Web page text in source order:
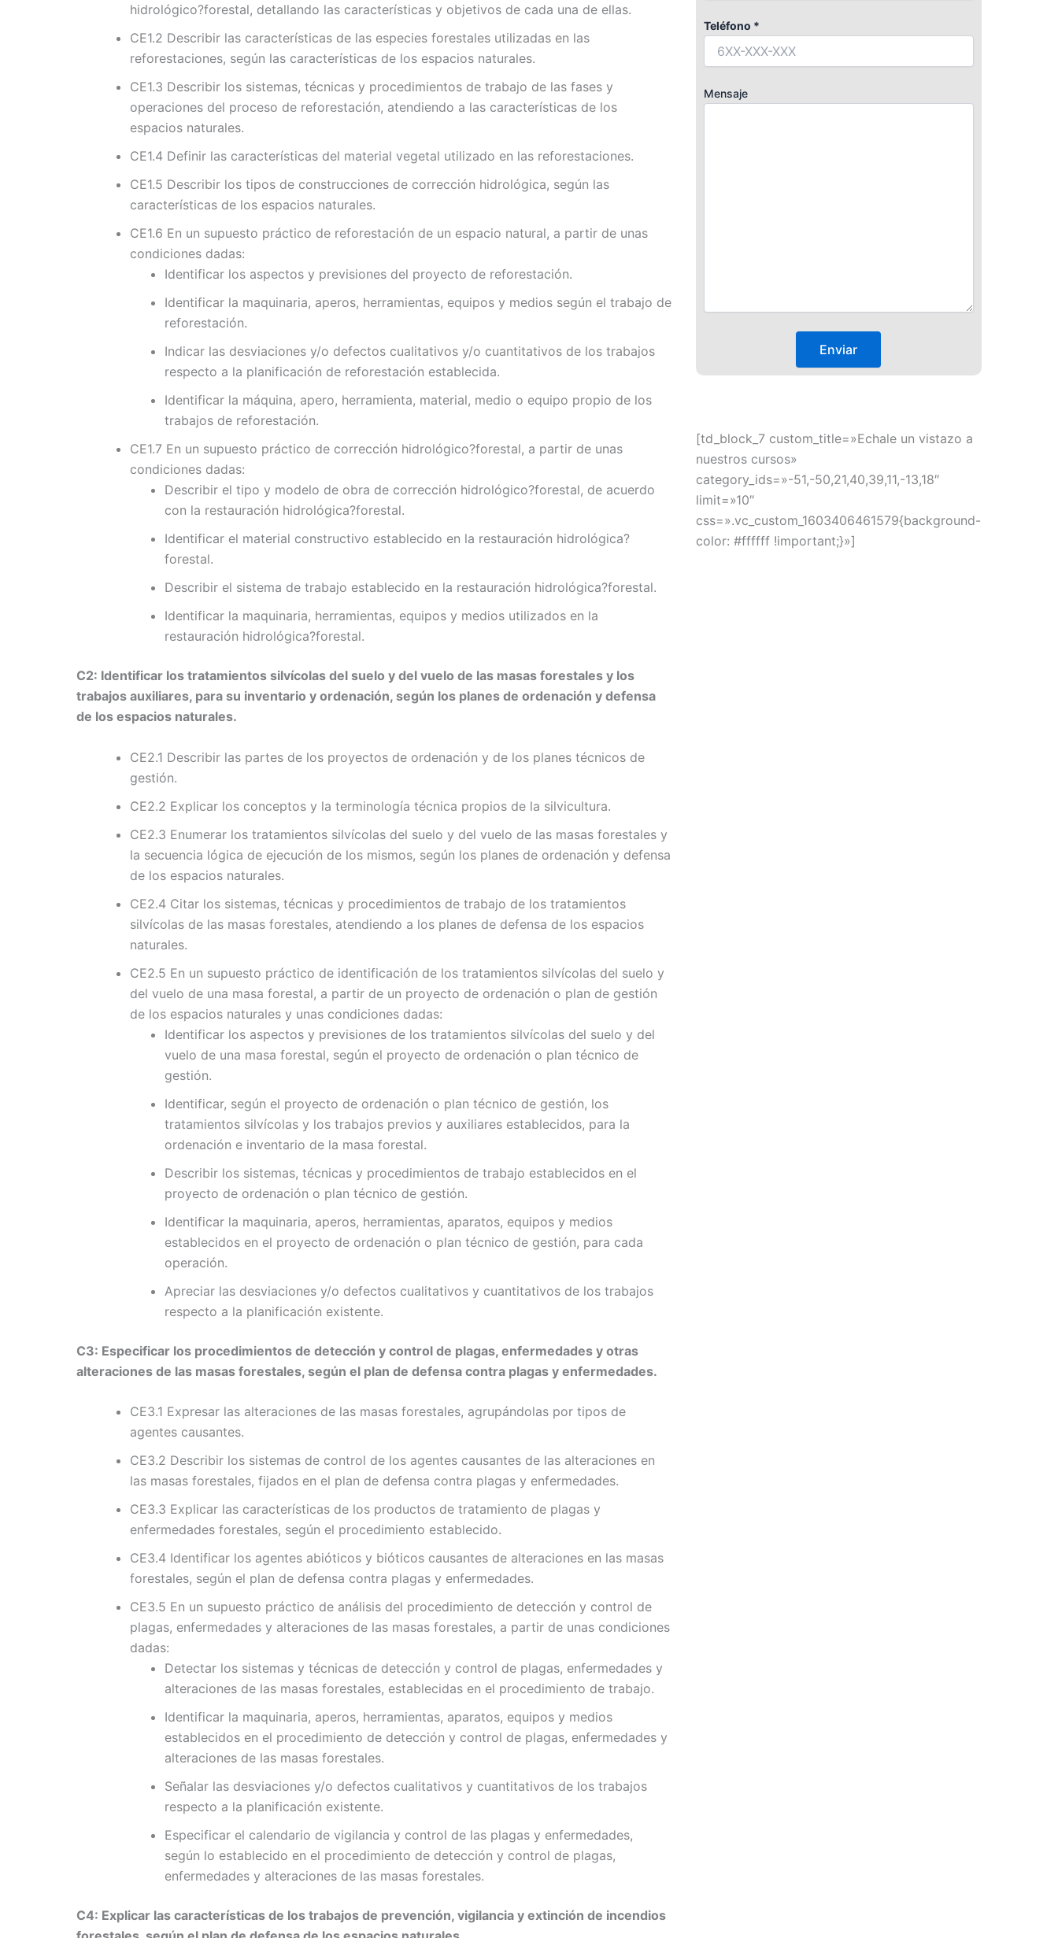
hidrológico?forestal, detallando las características y objetivos de cada una de ellas.
CE1.2 Describir las características de las especies forestales utilizadas en las
reforestaciones, según las características de los espacios naturales.
CE1.3 Describir los sistemas, técnicas y procedimientos de trabajo de las fases y
operaciones del proceso de reforestación, atendiendo a las características de los
espacios naturales.
CE1.4 Definir las características del material vegetal utilizado en las reforestaciones.
CE1.5 Describir los tipos de construcciones de corrección hidrológica, según las
características de los espacios naturales.
CE1.6 En un supuesto práctico de reforestación de un espacio natural, a partir de unas
condiciones dadas:
Identificar los aspectos y previsiones del proyecto de reforestación.
Identificar la maquinaria, aperos, herramientas, equipos y medios según el trabajo de
reforestación.
Indicar las desviaciones y/o defectos cualitativos y/o cuantitativos de los trabajos
respecto a la planificación de reforestación establecida.
Identificar la máquina, apero, herramienta, material, medio o equipo propio de los
trabajos de reforestación.
CE1.7 En un supuesto práctico de corrección hidrológico?forestal, a partir de unas
condiciones dadas:
Describir el tipo y modelo de obra de corrección hidrológico?forestal, de acuerdo
con la restauración hidrológica?forestal.
Identificar el material constructivo establecido en la restauración hidrológica?
forestal.
Describir el sistema de trabajo establecido en la restauración hidrológica?forestal.
Identificar la maquinaria, herramientas, equipos y medios utilizados en la
restauración hidrológica?forestal.
C2: Identificar los tratamientos silvícolas del suelo y del vuelo de las masas forestales y los
trabajos auxiliares, para su inventario y ordenación, según los planes de ordenación y defensa
de los espacios naturales.
CE2.1 Describir las partes de los proyectos de ordenación y de los planes técnicos de
gestión.
CE2.2 Explicar los conceptos y la terminología técnica propios de la silvicultura.
CE2.3 Enumerar los tratamientos silvícolas del suelo y del vuelo de las masas forestales y
la secuencia lógica de ejecución de los mismos, según los planes de ordenación y defensa
de los espacios naturales.
CE2.4 Citar los sistemas, técnicas y procedimientos de trabajo de los tratamientos
silvícolas de las masas forestales, atendiendo a los planes de defensa de los espacios
naturales.
CE2.5 En un supuesto práctico de identificación de los tratamientos silvícolas del suelo y
del vuelo de una masa forestal, a partir de un proyecto de ordenación o plan de gestión
de los espacios naturales y unas condiciones dadas:
Identificar los aspectos y previsiones de los tratamientos silvícolas del suelo y del
vuelo de una masa forestal, según el proyecto de ordenación o plan técnico de
gestión.
Identificar, según el proyecto de ordenación o plan técnico de gestión, los
tratamientos silvícolas y los trabajos previos y auxiliares establecidos, para la
ordenación e inventario de la masa forestal.
Describir los sistemas, técnicas y procedimientos de trabajo establecidos en el
proyecto de ordenación o plan técnico de gestión.
Identificar la maquinaria, aperos, herramientas, aparatos, equipos y medios
establecidos en el proyecto de ordenación o plan técnico de gestión, para cada
operación.
Apreciar las desviaciones y/o defectos cualitativos y cuantitativos de los trabajos
respecto a la planificación existente.
C3: Especificar los procedimientos de detección y control de plagas, enfermedades y otras
alteraciones de las masas forestales, según el plan de defensa contra plagas y enfermedades.
CE3.1 Expresar las alteraciones de las masas forestales, agrupándolas por tipos de
agentes causantes.
CE3.2 Describir los sistemas de control de los agentes causantes de las alteraciones en
las masas forestales, fijados en el plan de defensa contra plagas y enfermedades.
CE3.3 Explicar las características de los productos de tratamiento de plagas y
enfermedades forestales, según el procedimiento establecido.
CE3.4 Identificar los agentes abióticos y bióticos causantes de alteraciones en las masas
forestales, según el plan de defensa contra plagas y enfermedades.
CE3.5 En un supuesto práctico de análisis del procedimiento de detección y control de
plagas, enfermedades y alteraciones de las masas forestales, a partir de unas condiciones
dadas:
Detectar los sistemas y técnicas de detección y control de plagas, enfermedades y
alteraciones de las masas forestales, establecidas en el procedimiento de trabajo.
Identificar la maquinaria, aperos, herramientas, aparatos, equipos y medios
establecidos en el procedimiento de detección y control de plagas, enfermedades y
alteraciones de las masas forestales.
Señalar las desviaciones y/o defectos cualitativos y cuantitativos de los trabajos
respecto a la planificación existente.
Especificar el calendario de vigilancia y control de las plagas y enfermedades,
según lo establecido en el procedimiento de detección y control de plagas,
enfermedades y alteraciones de las masas forestales.
C4: Explicar las características de los trabajos de prevención, vigilancia y extinción de incendios
Teléfono *
Mensaje
[td_block_7 custom_title=»Echale un vistazo a
nuestros cursos»
category_ids=»-51,-50,21,40,39,11,-13,18″
limit=»10″
css=».vc_custom_1603406461579{background-
color: #ffffff !important;}»]